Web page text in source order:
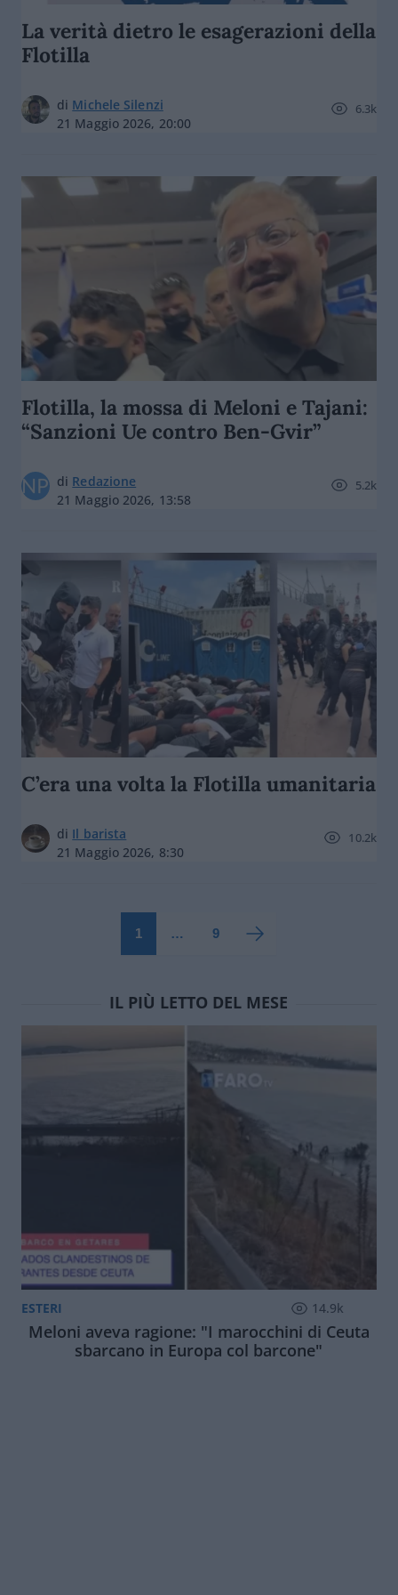
La verità dietro le esagerazioni della
Flotilla
di Michele Silenzi
21 Maggio 2026, 20:00
6.3k
Flotilla, la mossa di Meloni e Tajani:
“Sanzioni Ue contro Ben-Gvir”
di Redazione
21 Maggio 2026, 13:58
5.2k
C’era una volta la Flotilla umanitaria
di Il barista
21 Maggio 2026, 8:30
10.2k
1 … 9
IL PIÙ LETTO DEL MESE
ESTERI 14.9k
Meloni aveva ragione: "I marocchini di Ceuta
sbarcano in Europa col barcone"